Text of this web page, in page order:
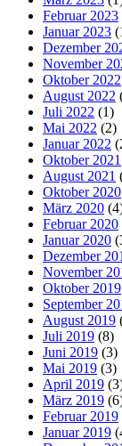
Februar 2023
Januar 2023
Dezember
November
Oktober 2022
August 2022
Juli 2022 (1)
Mai 2022 (2)
Januar 2022
Oktober 2021
August 2021
Oktober 2020
März 2020
Februar 2020
Januar 2020
Dezember
November
Oktober 2019
September
August 2019
Juli 2019 (8)
Juni 2019 (3)
Mai 2019 (3)
April 2019
März 2019
Februar 2019
Januar 2019